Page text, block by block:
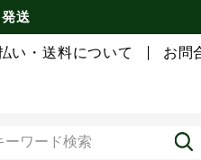
送
い・送料について お問